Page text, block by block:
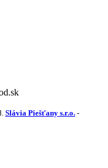
Slávia Piešťany s.r.o. -